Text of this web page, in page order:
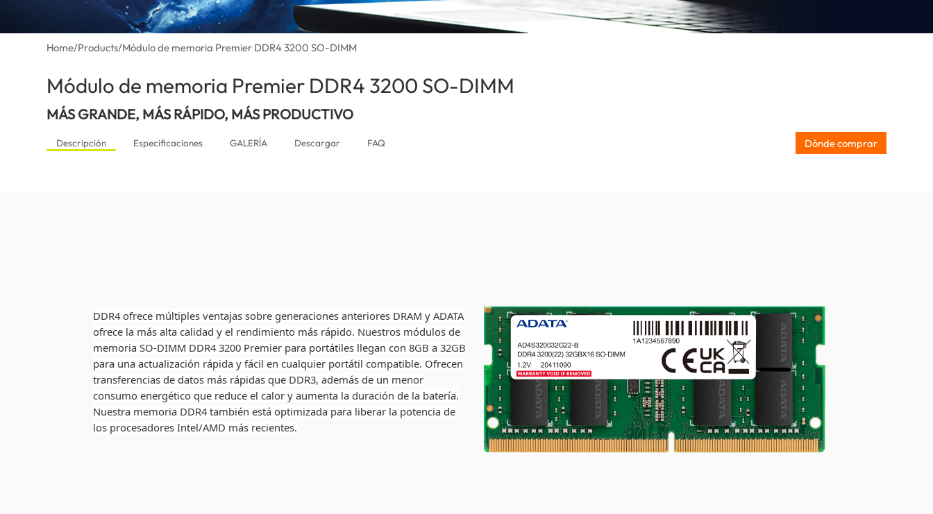
Home/Products/Módulo de memoria Premier DDR4 3200 SO-DIMM
Módulo de memoria Premier DDR4 3200 SO-DIMM
MÁS GRANDE, MÁS RÁPIDO, MÁS PRODUCTIVO
Descripción Especificaciones GALERÍA Descargar FAQ Dónde comprar
DDR4 ofrece múltiples ventajas sobre generaciones anteriores DRAM y ADATA
ofrece la más alta calidad y el rendimiento más rápido. Nuestros módulos de
memoria SO-DIMM DDR4 3200 Premier para portátiles llegan con 8GB a 32GB
para una actualización rápida y fácil en cualquier portátil compatible. Ofrecen
transferencias de datos más rápidas que DDR3, además de un menor
consumo energético que reduce el calor y aumenta la duración de la batería.
Nuestra memoria DDR4 también está optimizada para liberar la potencia de
los procesadores Intel/AMD más recientes.